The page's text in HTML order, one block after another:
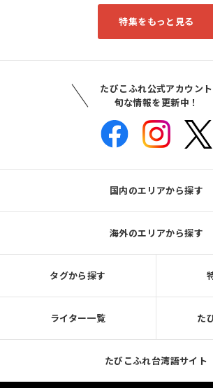
特集をもっと見る
たびこふれ公式アカウント
旬な情報を更新中！
国内のエリアから探す
海外のエリアから探す
タグから探す
ライター一覧 た
たびこふれ台湾語サイト